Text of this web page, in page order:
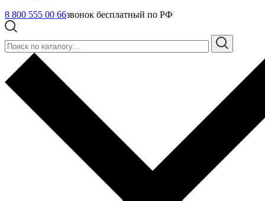
8 800 555 00 66звонок бесплатный по РФ